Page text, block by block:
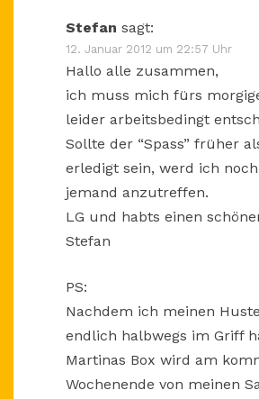
Stefan sagt:
12. Januar 2012 um 22:57 Uhr
Hallo alle zusammen,
ich muss mich fürs
leider arbeitsbedingt
Sollte der “Spass” früher
erledigt sein, werd ich
jemand anzutreffen.
LG und habts einen
Stefan
PS:
Nachdem ich meinen
endlich halbwegs im Griff
Martinas Box wird am
Wochenende von meinen